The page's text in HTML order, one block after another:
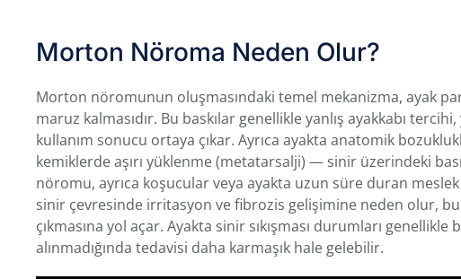
Morton Nöroma Neden Olur?
Morton nöromunun oluşmasındaki temel mekanizma, ayak
maruz kalmasıdır. Bu baskılar genellikle yanlış ayakkabı
kullanım sonucu ortaya çıkar. Ayrıca ayakta anatomik
kemiklerde aşırı yüklenme (metatarsalji) — sinir üzerindeki
nöromu, ayrıca koşucular veya ayakta uzun süre duran
sinir çevresinde irritasyon ve fibrozis gelişimine neden olur,
çıkmasına yol açar. Ayakta sinir sıkışması durumları
alınmadığında tedavisi daha karmaşık hale gelebilir.